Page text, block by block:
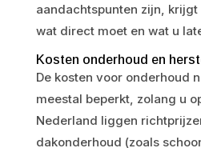
aandachtspunten zijn,
wat direct moet en wat u
Kosten onderhoud en
De kosten voor onderhoud
meestal beperkt, zolang u
Nederland liggen
dakonderhoud (zoals